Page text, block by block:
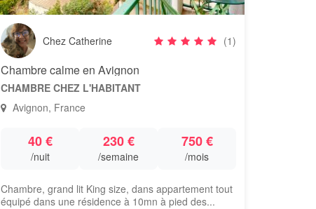
Chez Catherine (1)
Chambre calme en Avignon
CHAMBRE CHEZ L'HABITANT
Avignon, France
40 €
/nuit
230 €
/semaine
750 €
/mois
Chambre, grand lit King size, dans appartement tout
équipé dans une résidence à 10mn à pied des...